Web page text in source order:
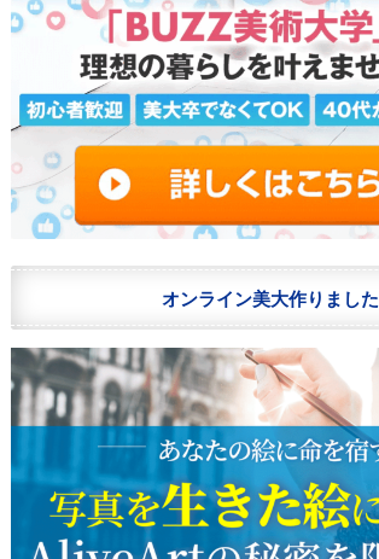
オンライン美大作りました